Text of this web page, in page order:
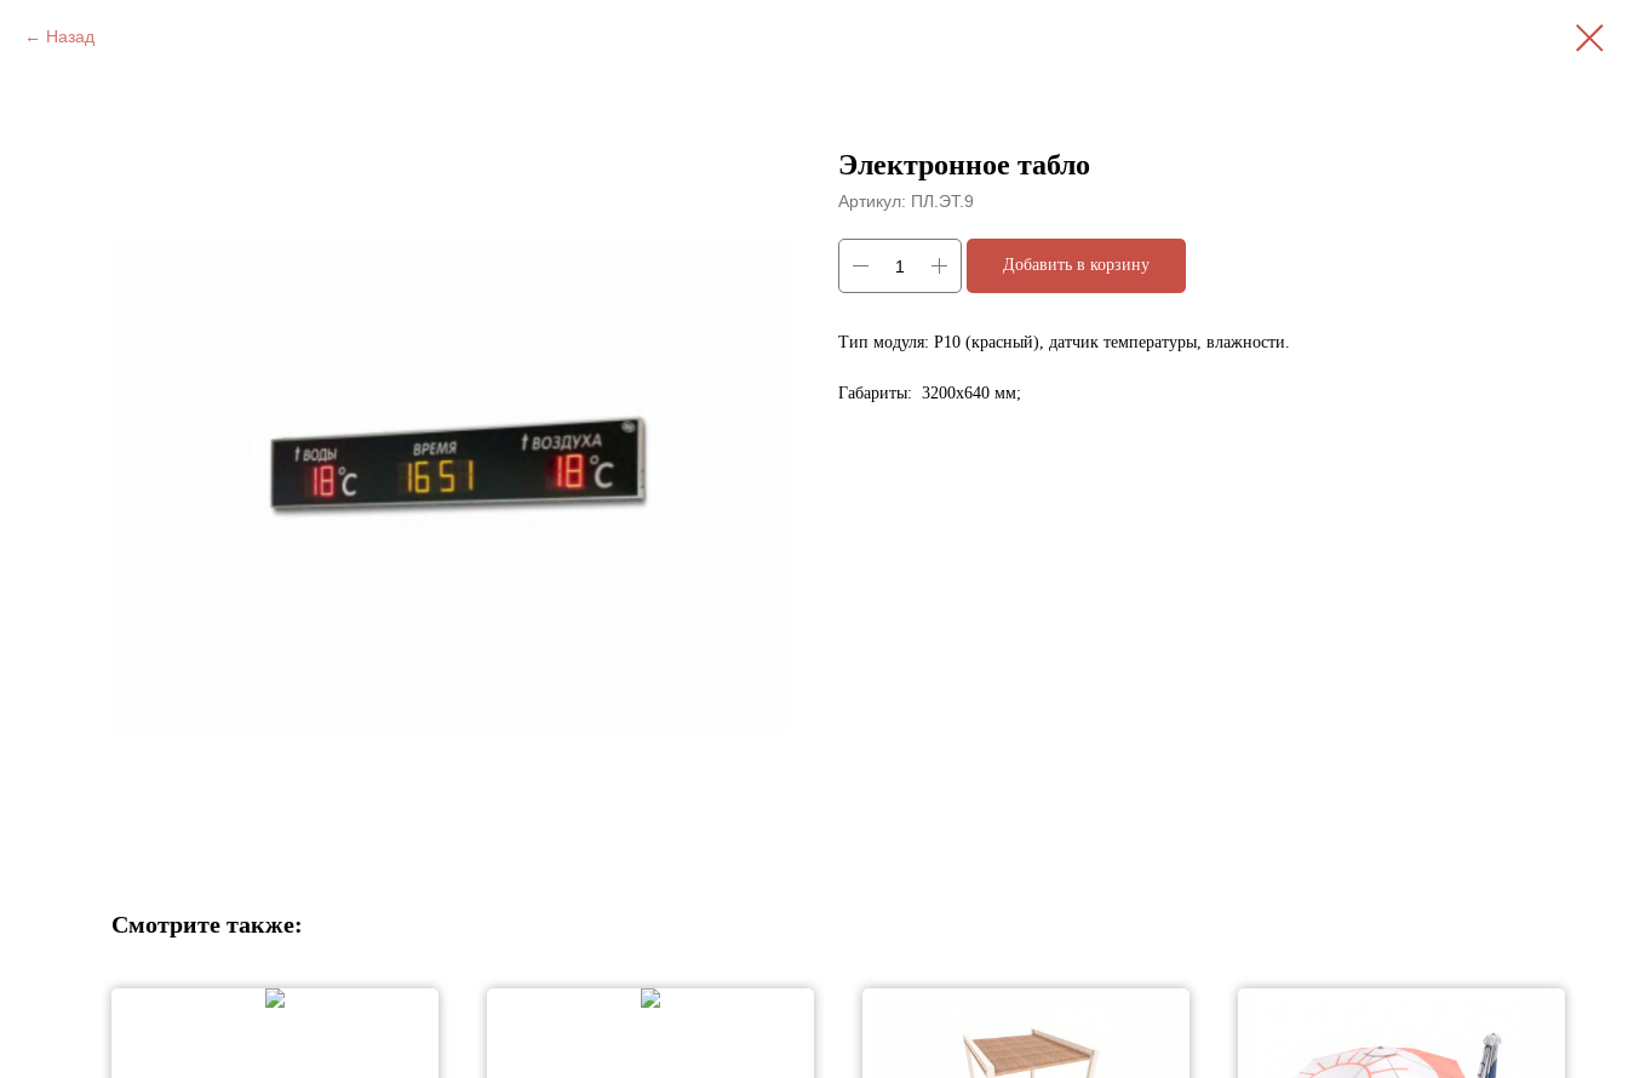
Назад
Электронное табло
Артикул: ПЛ.ЭТ.9
Добавить в корзину
Тип модуля: Р10 (красный), датчик температуры, влажности.
Габариты: 3200х640 мм;
Смотрите также: